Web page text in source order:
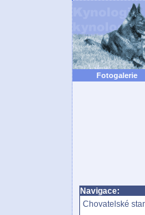
Fotogalerie
Navigace:
Chovatelské